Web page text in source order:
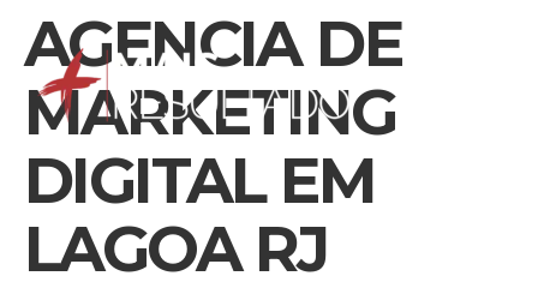
AGENCIA DE
MARKETING
DIGITAL EM
LAGOA RJ